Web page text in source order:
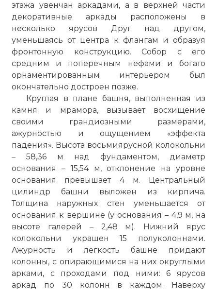
этажа увенчан аркадами, а в верхней части
декоративные аркады расположены в
несколько ярусов Друг над другом,
уменьшаясь от центра к флангам и образуя
фронтонную конструкцию. Собор с его
средним и поперечным нефами и богато
орнаментированным интерьером был
окончательно достроен позже.
Круглая в плане башня, выполненная из
камня и мрамора, вызывает восхищение
своими грандиозными размерами,
ажурностью и ощущением «эффекта
падения». Высота восьмиярусной колокольни
– 58,36 м над фундаментом, диаметр
основания – 15,54 м, отклонение на уровне
основания превышает 4 м. Центральный
цилиндр башни выложен из кирпича.
Толщина наружных стен уменьшается от
основания к вершине (у основания – 4,9 м, на
высоте галерей – 2,48 м). Нижний ярус
колокольни украшен 15 полуколоннами.
Ажурность и легкость башне придают
колонны, с опирающимися на них округлыми
арками, с проходами под ними: 6 ярусов
аркад по 30 колонн в каждом. Наверху
Раньше считали, что ,,наклон башни
являлся частью проекта, но сейчас эта
версия представляется маловероятной.
Проект башни был ошибочен с самого
начала — сочетание маленького
трехметрового фундамента и мягкой
почвы привело к тому, что после
строительства третьего этажа (1178)
башня наклонилась. Почву укрепили и в
1198 году незаконченное здание
временно открыли.
Фото статьи: